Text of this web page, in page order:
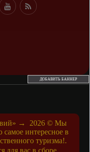
ДОБАВИТЬ БАННЕР
→ 2026© Мы
самое интересное в
туризма!.